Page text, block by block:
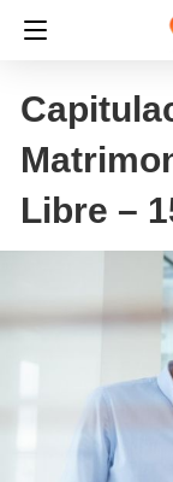
Libre –